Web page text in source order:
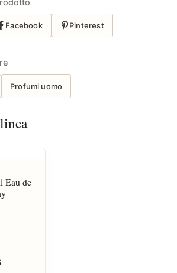
Facebook Pinterest
Profumi uomo
Eau de